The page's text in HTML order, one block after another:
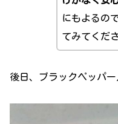
にもよるの
てみてくだ
後日、ブラックペッパー